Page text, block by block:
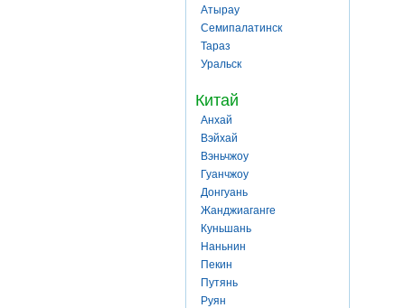
Атырау
Семипалатинск
Тараз
Уральск
Китай
Анхай
Вэйхай
Вэньчжоу
Гуанчжоу
Донгуань
Жанджиаганге
Куньшань
Наньнин
Пекин
Путянь
Руян